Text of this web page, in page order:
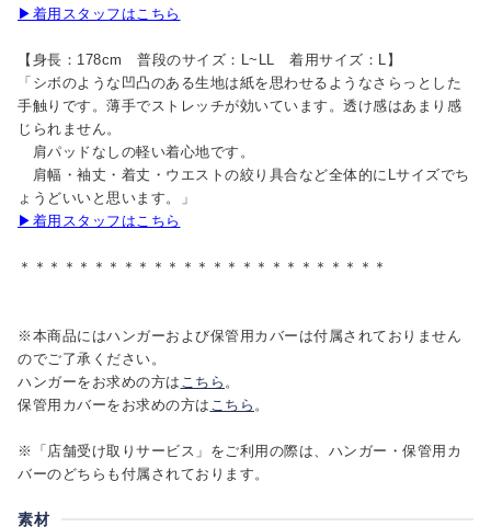
▶着用スタッフはこちら
【身長：178cm 普段のサイズ：L~LL 着用サイズ：L】
「シボのような凹凸のある生地は紙を思わせるようなさらっとした
手触りです。薄手でストレッチが効いています。透け感はあまり感
じられません。
肩パッドなしの軽い着心地です。
肩幅・袖丈・着丈・ウエストの絞り具合など全体的にLサイズでち
ょうどいいと思います。」
▶着用スタッフはこちら
＊＊＊＊＊＊＊＊＊＊＊＊＊＊＊＊＊＊＊＊＊＊＊＊＊
※本商品にはハンガーおよび保管用カバーは付属されておりません
のでご了承ください。
ハンガーをお求めの方は こちら 。
保管用カバーをお求めの方は こちら 。
※「店舗受け取りサービス」をご利用の際は、ハンガー・保管用カ
バーのどちらも付属されております。
素材